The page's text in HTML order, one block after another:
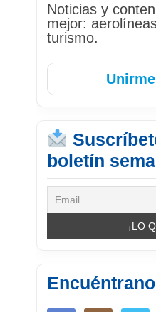
Noticias y
mejor:
turismo.
boletín